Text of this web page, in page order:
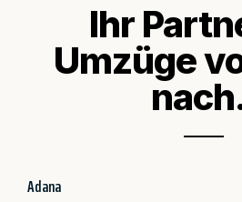
Ihr
Umzüge
Adana